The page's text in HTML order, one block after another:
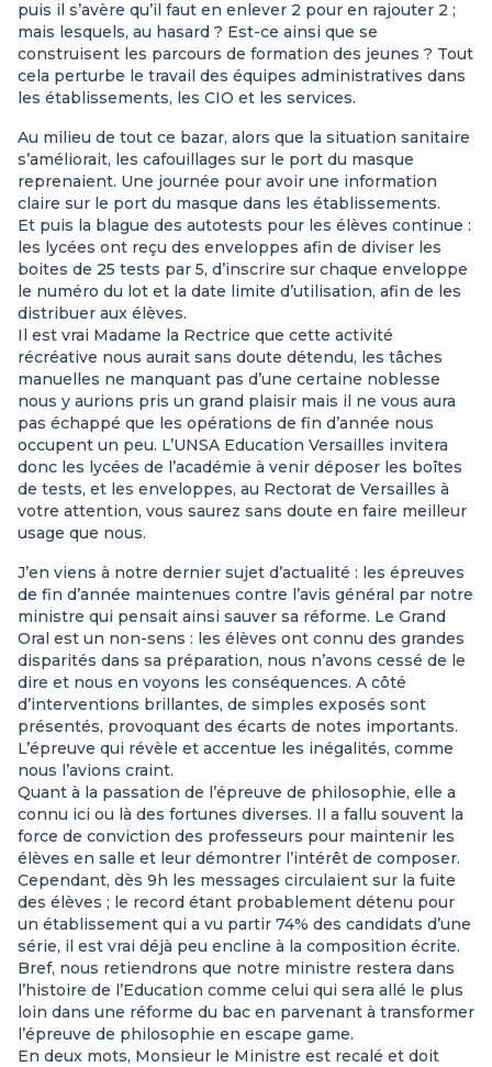
puis il s’avère qu’il faut en enlever 2 pour en rajouter 2 ;
mais lesquels, au hasard ? Est-ce ainsi que se
construisent les parcours de formation des jeunes ? Tout
cela perturbe le travail des équipes administratives dans
les établissements, les CIO et les services.
Au milieu de tout ce bazar, alors que la situation sanitaire
s’améliorait, les cafouillages sur le port du masque
reprenaient. Une journée pour avoir une information
claire sur le port du masque dans les établissements.
Et puis la blague des autotests pour les élèves continue :
les lycées ont reçu des enveloppes afin de diviser les
boites de 25 tests par 5, d’inscrire sur chaque enveloppe
le numéro du lot et la date limite d’utilisation, afin de les
distribuer aux élèves.
Il est vrai Madame la Rectrice que cette activité
récréative nous aurait sans doute détendu, les tâches
manuelles ne manquant pas d’une certaine noblesse
nous y aurions pris un grand plaisir mais il ne vous aura
pas échappé que les opérations de fin d’année nous
occupent un peu. L’UNSA Education Versailles invitera
donc les lycées de l’académie à venir déposer les boîtes
de tests, et les enveloppes, au Rectorat de Versailles à
votre attention, vous saurez sans doute en faire meilleur
usage que nous.
J’en viens à notre dernier sujet d’actualité : les épreuves
de fin d’année maintenues contre l’avis général par notre
ministre qui pensait ainsi sauver sa réforme. Le Grand
Oral est un non-sens : les élèves ont connu des grandes
disparités dans sa préparation, nous n’avons cessé de le
dire et nous en voyons les conséquences. A côté
d’interventions brillantes, de simples exposés sont
présentés, provoquant des écarts de notes importants.
L’épreuve qui révèle et accentue les inégalités, comme
nous l’avions craint.
Quant à la passation de l’épreuve de philosophie, elle a
connu ici ou là des fortunes diverses. Il a fallu souvent la
force de conviction des professeurs pour maintenir les
élèves en salle et leur démontrer l’intérêt de composer.
Cependant, dès 9h les messages circulaient sur la fuite
des élèves ; le record étant probablement détenu pour
un établissement qui a vu partir 74% des candidats d’une
série, il est vrai déjà peu encline à la composition écrite.
Bref, nous retiendrons que notre ministre restera dans
l’histoire de l’Education comme celui qui sera allé le plus
loin dans une réforme du bac en parvenant à transformer
l’épreuve de philosophie en escape game.
En deux mots, Monsieur le Ministre est recalé et doit